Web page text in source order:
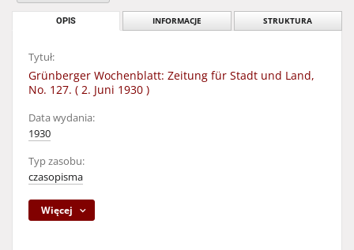
OPIS INFORMACJE STRUKTURA
Tytuł:
Grünberger Wochenblatt: Zeitung für Stadt und Land,
No. 127. ( 2. Juni 1930 )
Data wydania:
1930
Typ zasobu:
czasopisma
Więcej